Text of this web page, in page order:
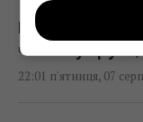
Росія
частину
22:01 п'ятниця, 07